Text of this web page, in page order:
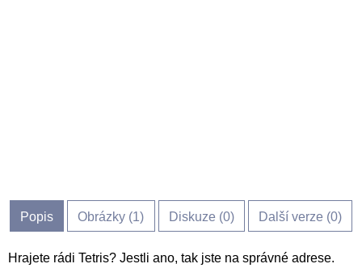
Popis Obrázky (1) Diskuze (0) Další verze (0)
Hrajete rádi Tetris? Jestli ano, tak jste na správné adrese.